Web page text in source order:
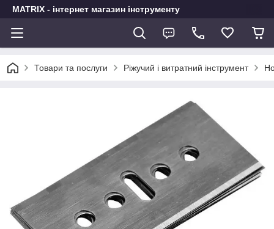
MATRIX - інтернет магазин інструменту
Товари та послуги Ріжучий і витратний інструмент